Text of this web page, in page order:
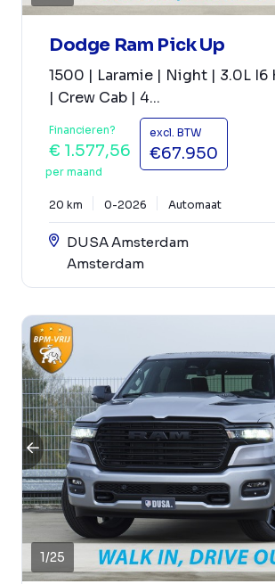
Dodge Ram Pick Up
1500 | Laramie | Night | 3.0L I6
| Crew Cab | 4...
Financieren?
€ 1.577,56
per maand
excl. BTW
€67.950
20 km 0-2026 Automaat
DUSA Amsterdam
Amsterdam
1/25